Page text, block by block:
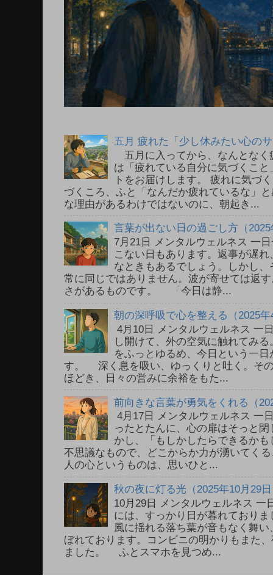
五月 疲れた「少し休みたい心の
五月に入ってから、なんとなく
は「疲れている自分に気づくこ
トをお届けします。 疲れに気
づくころ、ふと「なんだか疲れているな」
な理由があるわけではないのに、朝起き...
言葉が出ない日の過ごし方（
7月21日 メンタルウェルネス 一
こない日もあります。返事が遅
なときもあるでしょう。しかし
常に同じではありません。波が寄せては返
さがあるものです。 「今日は静...
朝の深呼吸で心を整える（2025
4月10日 メンタルウェルネス
し開けて、外の空気に触れてみ
をふっとゆるめ、今日という一
す。 深く息を吸い、ゆっくりと吐く。そ
ほどき、日々の営みに余裕をもた...
前向きな言葉が勇気をくれる（
4月17日 メンタルウェルネス
ったとたんに、心の扉はそっと
かし、「もしかしたらできるか
不思議なもので、どこからか力が湧いて
人の心というものは、思いひと...
秋の夜に灯る光（2025年10月29
10月29日 メンタルウェルネス
には、すっかり日が暮れており
風に揺れる落ち葉が音もなく舞
ぼれております。コンビニの明かりもまた
ました。 ふとスマホを見つめ...